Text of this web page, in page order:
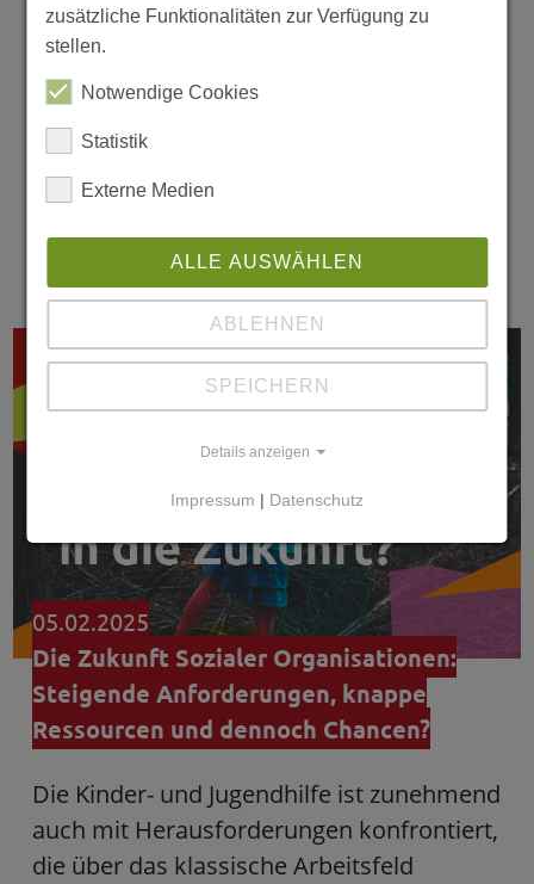
gehen! #gemeinsamgegenrechts
Am 23. Februar 2025 wählt Deutschland
Wahl entscheidet nicht nur über die
politische Zukunft der Bundesrepublik,
weiterlesen
05.02.2025
Die Zukunft Sozialer Organisationen:
Steigende Anforderungen, knappe
Ressourcen und dennoch Chancen?
Die Kinder- und Jugendhilfe ist zunehmend
auch mit Herausforderungen konfrontiert,
die über das klassische Arbeitsfeld
zusätzliche Funktionalitäten zur Verfügung zu
stellen.
Notwendige Cookies
Statistik
Externe Medien
ALLE AUSWÄHLEN
ABLEHNEN
SPEICHERN
Details anzeigen
Impressum | Datenschutz